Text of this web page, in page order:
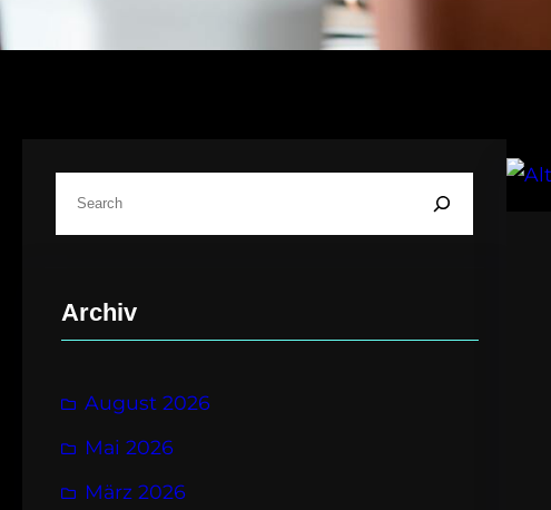
eArchiv
August 2026
Mai 2026
März 2026